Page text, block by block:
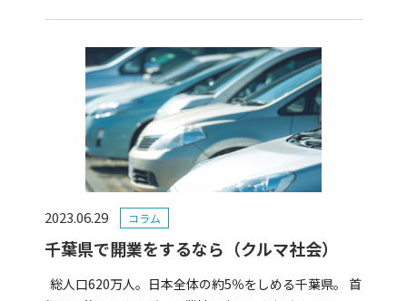
2023.06.29 コラム
千葉県で開業をするなら（クルマ社会）
総人口620万人。日本全体の約5％をしめる千葉県。 首